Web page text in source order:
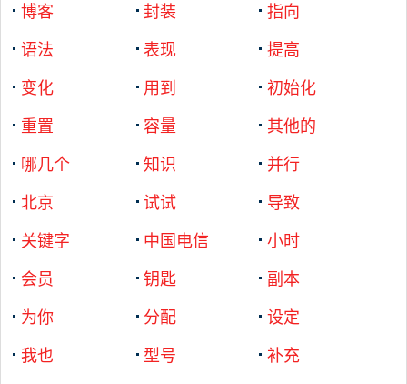
博客 封装 指向
语法 表现 提高
变化 用到 初始化
重置 容量 其他的
哪几个 知识 并行
北京 试试 导致
关键字 中国电信 小时
会员 钥匙 副本
为你 分配 设定
我也 型号 补充